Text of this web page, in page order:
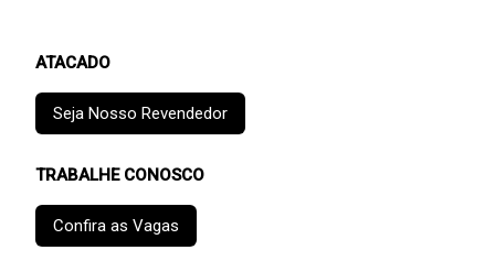
ATACADO
Seja Nosso Revendedor
TRABALHE CONOSCO
Confira as Vagas